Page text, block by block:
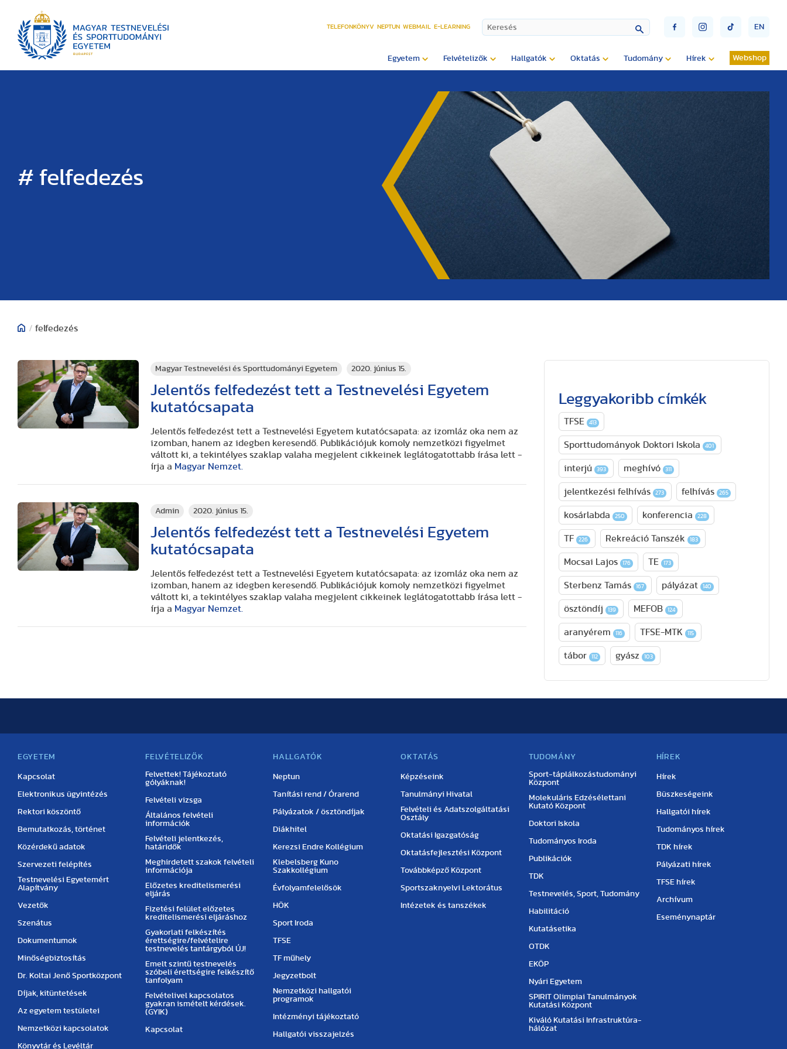
TELEFONKÖNYV NEPTUN WEBMAIL E-LEARNING EN
Egyetem Felvételizők Hallgatók Oktatás Tudomány Hírek Webshop
# felfedezés
/ felfedezés
Magyar Testnevelési és Sporttudományi Egyetem 2020. június 15.
Jelentős felfedezést tett a Testnevelési Egyetem
kutatócsapata
Jelentős felfedezést tett a Testnevelési Egyetem kutatócsapata: az izomláz oka nem az
izomban, hanem az idegben keresendő. Publikációjuk komoly nemzetközi figyelmet
váltott ki, a tekintélyes szaklap valaha megjelent cikkeinek leglátogatottabb írása lett -
írja a Magyar Nemzet.
Admin 2020. június 15.
Jelentős felfedezést tett a Testnevelési Egyetem
kutatócsapata
Jelentős felfedezést tett a Testnevelési Egyetem kutatócsapata: az izomláz oka nem az
izomban, hanem az idegben keresendő. Publikációjuk komoly nemzetközi figyelmet
váltott ki, a tekintélyes szaklap valaha megjelent cikkeinek leglátogatottabb írása lett -
írja a Magyar Nemzet.
Leggyakoribb címkék
TFSE 413
Sporttudományok Doktori Iskola 401
interjú 393 meghívó 311
jelentkezési felhívás 273 felhívás 265
kosárlabda 250 konferencia 228
TF 226 Rekreáció Tanszék 183
Mocsai Lajos 176 TE 173
Sterbenz Tamás 167 pályázat 140
ösztöndíj 139 MEFOB 124
aranyérem 116 TFSE-MTK 115
tábor 112 gyász 103
EGYETEM
Kapcsolat
Elektronikus ügyintézés
Rektori köszöntő
Bemutatkozás, történet
Közérdekű adatok
Szervezeti felépítés
Testnevelési Egyetemért
Alapítvány
Vezetők
Szenátus
Dokumentumok
Minőségbiztosítás
Dr. Koltai Jenő Sportközpont
Díjak, kitüntetések
Az egyetem testületei
Nemzetközi kapcsolatok
Könyvtár és Levéltár
FELVÉTELIZŐK
Felvettek! Tájékoztató
gólyáknak!
Felvételi vizsga
Általános felvételi
információk
Felvételi jelentkezés,
határidők
Meghirdetett szakok felvételi
információja
Előzetes kreditelismerési
eljárás
Fizetési felület előzetes
kreditelismerési eljáráshoz
Gyakorlati felkészítés
érettségire/felvételire
testnevelés tantárgyból ÚJ!
Emelt szintű testnevelés
szóbeli érettségire felkészítő
tanfolyam
Felvételivel kapcsolatos
gyakran ismételt kérdések.
(GYIK)
Kapcsolat
HALLGATÓK
Neptun
Tanítási rend / Órarend
Pályázatok / ösztöndíjak
Diákhitel
Kerezsi Endre Kollégium
Klebelsberg Kuno
Szakkollégium
Évfolyamfelelősök
HÖK
Sport Iroda
TFSE
TF műhely
Jegyzetbolt
Nemzetközi hallgatói
programok
Intézményi tájékoztató
Hallgatói visszajelzés
OKTATÁS
Képzéseink
Tanulmányi Hivatal
Felvételi és Adatszolgáltatási
Osztály
Oktatási Igazgatóság
Oktatásfejlesztési Központ
Továbbképző Központ
Sportszaknyelvi Lektorátus
Intézetek és tanszékek
TUDOMÁNY
Sport-táplálkozástudományi
Központ
Molekuláris Edzésélettani
Kutató Központ
Doktori Iskola
Tudományos Iroda
Publikációk
TDK
Testnevelés, Sport, Tudomány
Habilitáció
Kutatásetika
OTDK
EKÖP
Nyári Egyetem
SPIRIT Olimpiai Tanulmányok
Kutatási Központ
Kiváló Kutatási Infrastruktúra-
hálózat
HÍREK
Hírek
Büszkeségeink
Hallgatói hírek
Tudományos hírek
TDK hírek
Pályázati hírek
TFSE hírek
Archívum
Eseménynaptár